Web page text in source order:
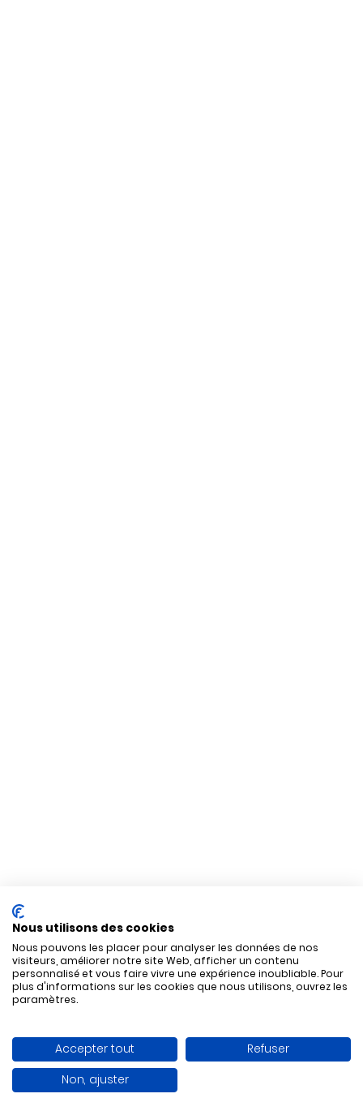
Nous utilisons des cookies
Nous pouvons les placer pour analyser les données de nos
visiteurs, améliorer notre site Web, afficher un contenu
personnalisé et vous faire vivre une expérience inoubliable. Pour
plus d'informations sur les cookies que nous utilisons, ouvrez les
paramètres.
Accepter tout
Refuser
Non, ajuster